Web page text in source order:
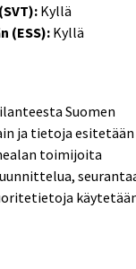
Kyllä
(ESS):Kyllä
Suomen
ja tietoja esitetään
toimijoita